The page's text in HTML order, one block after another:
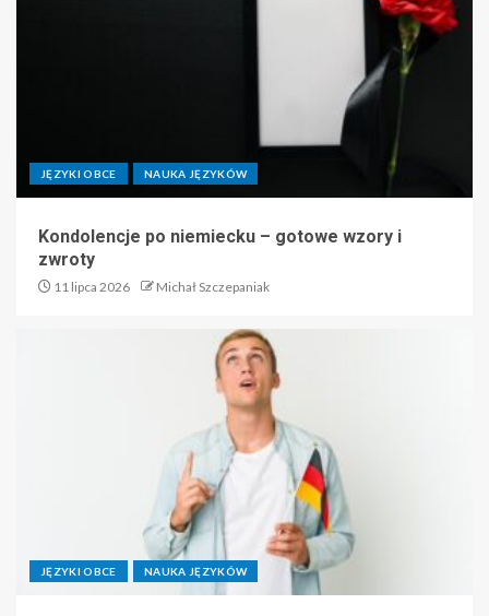
JĘZYKI OBCE NAUKA JĘZYKÓW
Kondolencje po niemiecku – gotowe wzory i
zwroty
11 lipca 2026 Michał Szczepaniak
JĘZYKI OBCE NAUKA JĘZYKÓW